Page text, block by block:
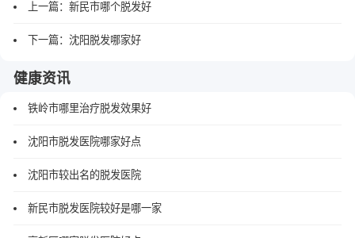
上一篇： 新民市哪个脱发好
下一篇： 沈阳脱发哪家好
健康资讯
铁岭市哪里治疗脱发效果好
沈阳市脱发医院哪家好点
沈阳市较出名的脱发医院
新民市脱发医院较好是哪一家